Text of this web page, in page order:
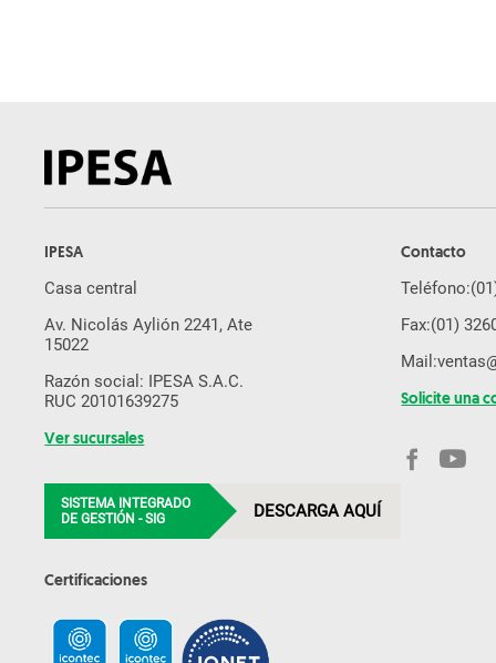
IPESA
Casa central
Av. Nicolás Aylión 2241, Ate
15022
Razón social: IPESA S.A.C.
RUC 20101639275
Ver sucursales
SISTEMA INTEGRADO
DE GESTIÓN - SIG
DESCARGA AQUÍ
Certificaciones
Contacto
Teléfono:
Fax:(01)
Mail:
Solicite una